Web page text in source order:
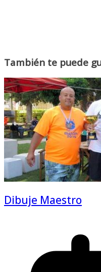
También te puede
Dibuje Maestro